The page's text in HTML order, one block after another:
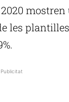
les
Publicitat